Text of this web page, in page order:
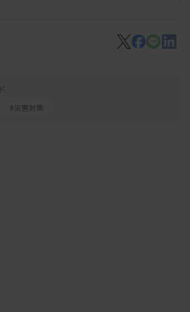
ーム／総務課 災害対策調整室
健学科卒業後、臨床検査技師とし
策調整を兼務するとともに、日本
ーターとして国内外の災害医療支
#災害対策